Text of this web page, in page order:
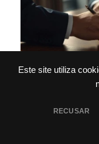
Este site utiliza
RECUSAR